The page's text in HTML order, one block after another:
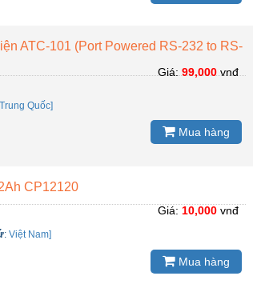
ATC-101 (Port Powered RS-232 to RS-
Trung Quốc]
Giá: 99,000vnđ
Mua hàng
CP12120
:Việt Nam]
Giá: 10,000vnđ
Mua hàng